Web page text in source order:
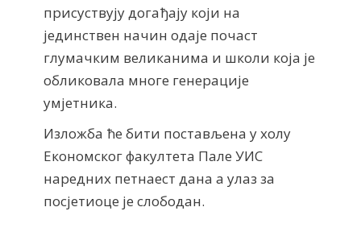
присуствују догађају који на
јединствен начин одаје почаст
глумачким великанима и школи која је
обликовала многе генерације
умјетника.
Изложба ће бити постављена у холу
Економског факултета Пале УИС
наредних петнаест дана а улаз за
посјетиоце је слободан.